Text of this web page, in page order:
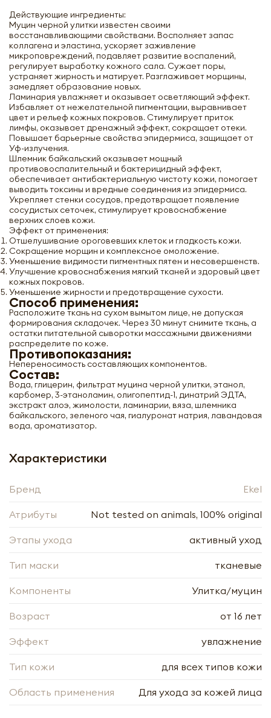
Действующие ингредиенты:
Муцин черной улитки известен своими
восстанавливающими свойствами. Восполняет запас
коллагена и эластина, ускоряет заживление
микроповреждений, подавляет развитие воспалений,
регулирует выработку кожного сала. Сужает поры,
устраняет жирность и матирует. Разглаживает морщины,
замедляет образование новых.
Ламинария увлажняет и оказывает осветляющий эффект.
Избавляет от нежелательной пигментации, выравнивает
цвет и рельеф кожных покровов. Стимулирует приток
лимфы, оказывает дренажный эффект, сокращает отеки.
Повышает барьерные свойства эпидермиса, защищает от
Уф-излучения.
Шлемник байкальский оказывает мощный
противовоспалительный и бактерицидный эффект,
обеспечивает антибактериальную чистоту кожи, помогает
выводить токсины и вредные соединения из эпидермиса.
Укрепляет стенки сосудов, предотвращает появление
сосудистых сеточек, стимулирует кровоснабжение
верхних слоев кожи.
Эффект от применения:
Отшелушивание ороговевших клеток и гладкость кожи.
Сокращение морщин и комплексное омоложение.
Уменьшение видимости пигментных пятен и несовершенств.
Улучшение кровоснабжения мягкий тканей и здоровый цвет
кожных покровов.
Уменьшение жирности и предотвращение сухости.
Способ применения:
Расположите ткань на сухом вымытом лице, не допуская
формирования складочек. Через 30 минут снимите ткань, а
остатки питательной сыворотки массажными движениями
распределите по коже.
Противопоказания:
Непереносимость составляющих компонентов.
Состав:
Вода, глицерин, фильтрат муцина черной улитки, этанол,
карбомер, 3-этаноламин, олигопептид-1, динатрий ЭДТА,
экстракт алоэ, жимолости, ламинарии, вяза, шлемника
байкальского, зеленого чая, гиалуронат натрия, лавандовая
вода, ароматизатор.
Характеристики
Бренд Ekel
Атрибуты Not tested on animals, 100% original
Этапы ухода активный уход
Тип маски тканевые
Компоненты Улитка/муцин
Возраст от 16 лет
Эффект увлажнение
Тип кожи для всех типов кожи
Область применения Для ухода за кожей лица
Нажимая кнопку «Отправить», я даю своё согласие
на обработку моих персональных данных, в
27.07.2006 года № 152-ФЗ «О персональных
данных», на условиях и для целей, определённых в
Заполняя форму я даю свое согласие на email
Тканевая маска для лица с муцином
черной улитки Black Snail Ultra
Hydrating Essence Mask Ekel 25г
-
соответствии с Федеральным законом от
данных», на условиях и для целей, определённых в
Согласии на обработку
рассылку